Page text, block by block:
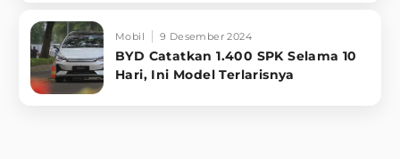
Mobil 9 Desember 2024
BYD Catatkan 1.400 SPK Selama 10
Hari, Ini Model Terlarisnya